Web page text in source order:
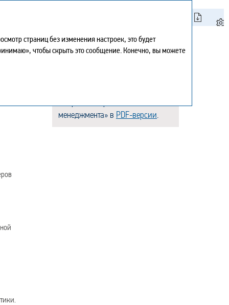
Мой отчет
Поделиться
Обратная связь
менеджмента» в PDF-версии
страниц без изменения настроек, это будет
чтобы скрыть это сообщение. Конечно, вы можете